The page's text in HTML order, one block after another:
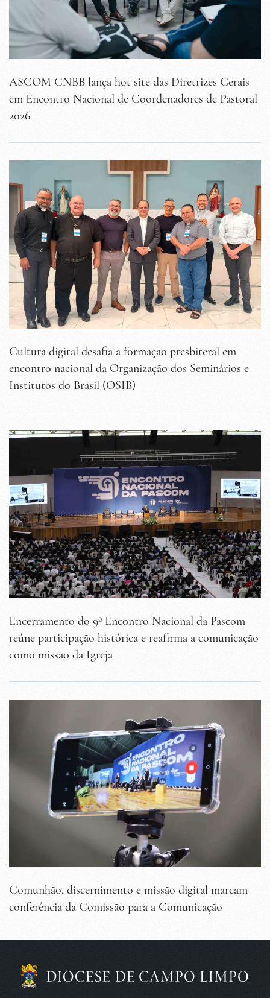
ASCOM CNBB lança hot site das Diretrizes Gerais
em Encontro Nacional de Coordenadores de Pastoral
2026
Cultura digital desafia a formação presbiteral em
encontro nacional da Organização dos Seminários e
Institutos do Brasil (OSIB)
Encerramento do 9º Encontro Nacional da Pascom
reúne participação histórica e reafirma a comunicação
como missão da Igreja
Comunhão, discernimento e missão digital marcam
conferência da Comissão para a Comunicação